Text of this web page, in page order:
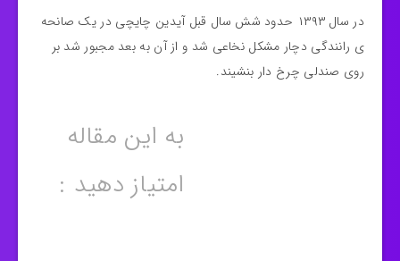
در سال ۱۳۹۳ حدود شش سال قبل آیدین چایچی در یک صانحه
ی رانندگی دچار مشکل نخاعی شد و از آن به بعد مجبور شد بر
روی صندلی چرخ دار بنشیند.
به این مقاله
امتیاز دهید :